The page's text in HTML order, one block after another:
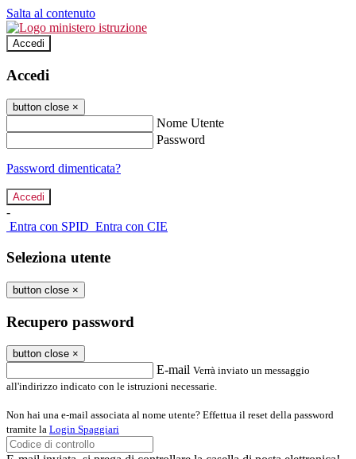
Salta al contenuto
Accedi
Accedi
button close ×
Nome Utente
Password
Password dimenticata?
-
Entra con SPID Entra con CIE
Seleziona utente
button close ×
Recupero password
button close ×
E-mail Verrà inviato un messaggio
all'indirizzo indicato con le istruzioni necessarie.
Non hai una e-mail associata al nome utente? Effettua il reset della password
tramite la Login Spaggiari